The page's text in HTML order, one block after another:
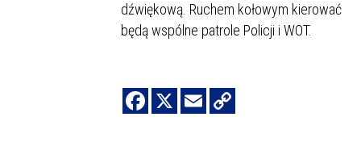
dźwiękową. Ruchem kołowym kierować
będą wspólne patrole Policji i WOT.